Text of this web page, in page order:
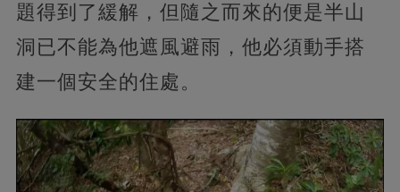
題得到了緩解，但隨之而來的便是半山
洞已不能為他遮風避雨，他必須動手搭
建一個安全的住處。